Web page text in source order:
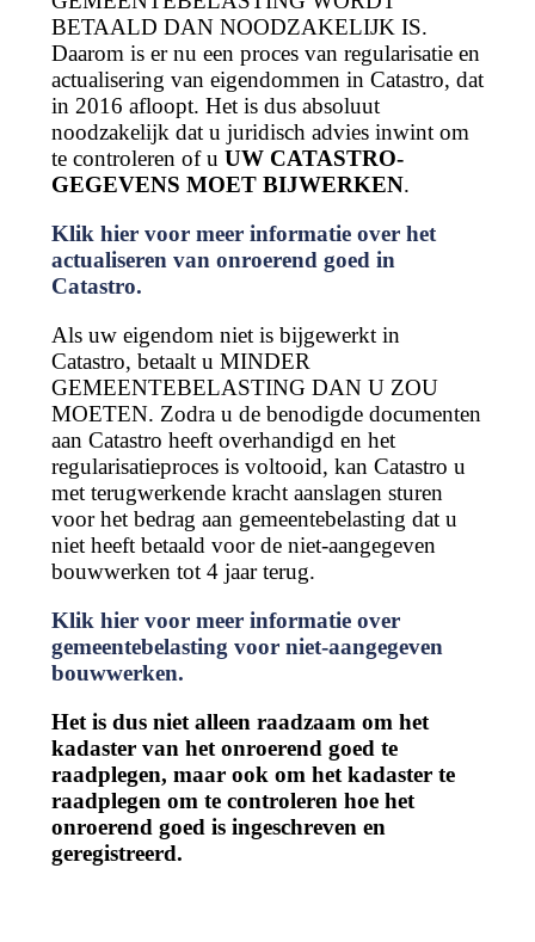
BETAALD DAN NOODZAKELIJK IS.
Daarom is er nu een proces van regularisatie en
actualisering van eigendommen in Catastro, dat
in 2016 afloopt. Het is dus absoluut
noodzakelijk dat u juridisch advies inwint om
te controleren of u UW CATASTRO-
GEGEVENS MOET BIJWERKEN.
Klik hier voor meer informatie over het
actualiseren van onroerend goed in
Catastro.
Als uw eigendom niet is bijgewerkt in
Catastro, betaalt u MINDER
GEMEENTEBELASTING DAN U ZOU
MOETEN. Zodra u de benodigde documenten
aan Catastro heeft overhandigd en het
regularisatieproces is voltooid, kan Catastro u
met terugwerkende kracht aanslagen sturen
voor het bedrag aan gemeentebelasting dat u
niet heeft betaald voor de niet-aangegeven
bouwwerken tot 4 jaar terug.
Klik hier voor meer informatie over
gemeentebelasting voor niet-aangegeven
bouwwerken.
Het is dus niet alleen raadzaam om het
kadaster van het onroerend goed te
raadplegen, maar ook om het kadaster te
raadplegen om te controleren hoe het
onroerend goed is ingeschreven en
geregistreerd.